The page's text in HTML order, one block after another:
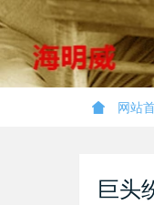
网站
巨头